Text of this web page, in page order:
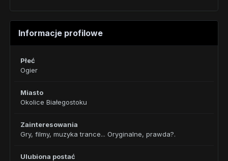
Informacje profilowe
Płeć
Ogier
Miasto
Okolice Białegostoku
Zainteresowania
Gry, filmy, muzyka trance... Oryginalne, prawda?.
Ulubiona postać